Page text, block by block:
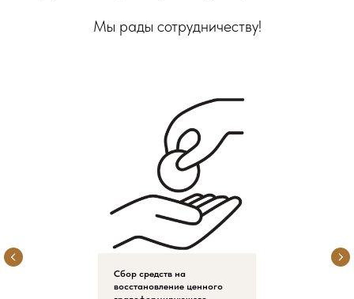
Мы рады сотрудничеству!
Сбор средств на
восстановление ценного